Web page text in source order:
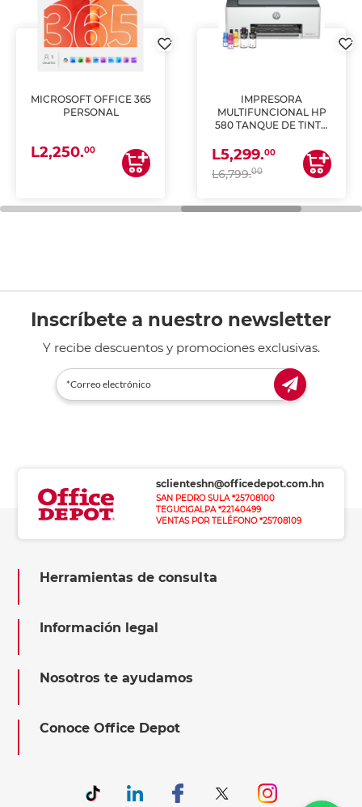
MICROSOFT OFFICE 365
PERSONAL
L2,250.00
IMPRESORA
MULTIFUNCIONAL HP
580 TANQUE DE TINTA
ESCANEA)
L5,299.00
L6,799.00
Inscríbete a nuestro newsletter
Y recibe descuentos y promociones exclusivas.
sclienteshn@officedepot.com.hn
SAN PEDRO SULA *25708100
TEGUCIGALPA *22140499
VENTAS POR TELÉFONO *25708109
Herramientas de consulta
Información legal
Nosotros te ayudamos
Conoce Office Depot